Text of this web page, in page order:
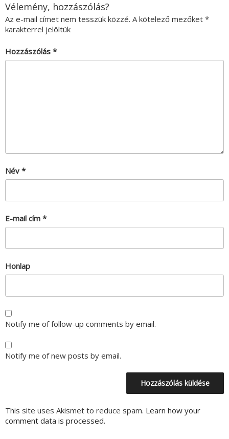
Vélemény, hozzászólás?
Az e-mail címet nem tesszük közzé. A kötelező mezőket *
karakterrel jelöltük
Hozzászólás *
Név *
E-mail cím *
Honlap
Notify me of follow-up comments by email.
Notify me of new posts by email.
This site uses Akismet to reduce spam. Learn how your
comment data is processed.